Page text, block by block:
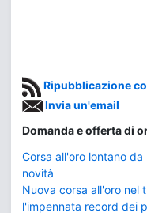
Ripubblicazione
Invia un'email
Domanda e offerta di
Corsa all'oro lontano
novità
Nuova corsa all'oro nel
l'impennata record dei